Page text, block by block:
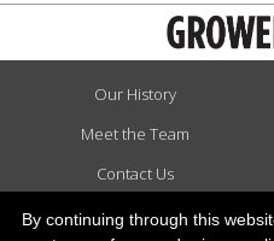
Our History
Meet the Team
Contact Us
Advertise
By continuing through this